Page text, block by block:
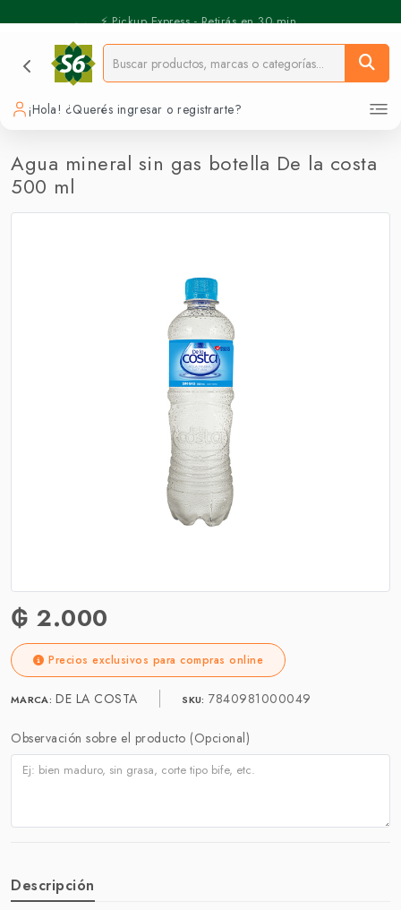
⚡️ Pickup Express - Retirás en 30 min.
¡Hola! ¿Querés ingresar o registrarte?
Agua mineral sin gas botella De la costa
500 ml
₲ 2.000
Precios exclusivos para compras online
MARCA: DE LA COSTA SKU: 7840981000049
Observación sobre el producto (Opcional)
Descripción